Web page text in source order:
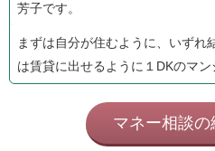
芳子です。
まずは自分が住むように、いずれ
は賃貸に出せるように１DKのマン
マネー相談の